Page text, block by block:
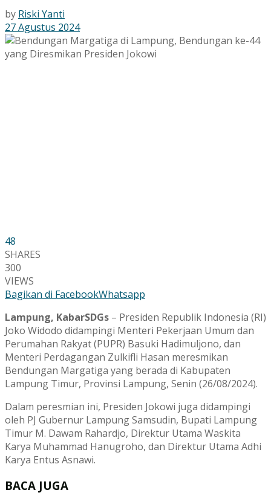
by Riski Yanti
27 Agustus 2024
48
SHARES
300
VIEWS
Bagikan di FacebookWhatsapp
Lampung, KabarSDGs – Presiden Republik Indonesia (RI)
Joko Widodo didampingi Menteri Pekerjaan Umum dan
Perumahan Rakyat (PUPR) Basuki Hadimuljono, dan
Menteri Perdagangan Zulkifli Hasan meresmikan
Bendungan Margatiga yang berada di Kabupaten
Lampung Timur, Provinsi Lampung, Senin (26/08/2024).
Dalam peresmian ini, Presiden Jokowi juga didampingi
oleh PJ Gubernur Lampung Samsudin, Bupati Lampung
Timur M. Dawam Rahardjo, Direktur Utama Waskita
Karya Muhammad Hanugroho, dan Direktur Utama Adhi
Karya Entus Asnawi.
BACA JUGA